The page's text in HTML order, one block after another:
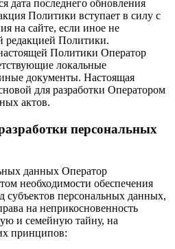
дата последнего обновления
Политики вступает в силу с
на сайте, если иное не
редакцией Политики.
Политики Оператор
локальные
документы. Настоящая
для разработки Оператором
актов.
персональных
данных Оператор
необходимости обеспечения
субъектов персональных данных,
на неприкосновенность
и семейную тайну, на
принципов: